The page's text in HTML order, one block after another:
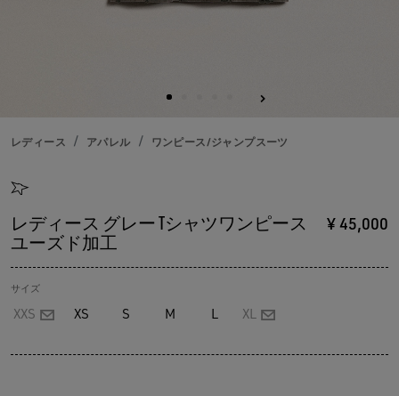
レディース アパレル ワンピース/ジャンプスーツ
レディース グレー Tシャツワンピース
ユーズド加工
¥ 45,000
サイズ
XXS XS S M L XL